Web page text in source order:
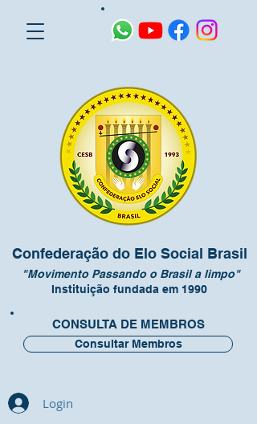
Confederação do Elo Social Brasil
"Movimento Passando o Brasil a limpo"
Instituição fundada em 1990
CONSULTA DE MEMBROS
Consultar Membros
Login